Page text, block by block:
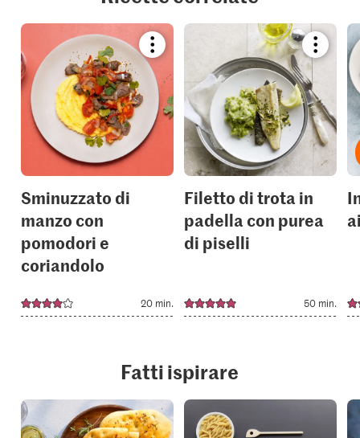
Bookmark
recipe
or
add
to
your
collections.
Sminuzzato di
manzo con
pomodori e
coriandolo
20 min.
recipe
it
to
your
Filetto di trota in
padella con purea
di piselli
50 min.
Fatti ispirare